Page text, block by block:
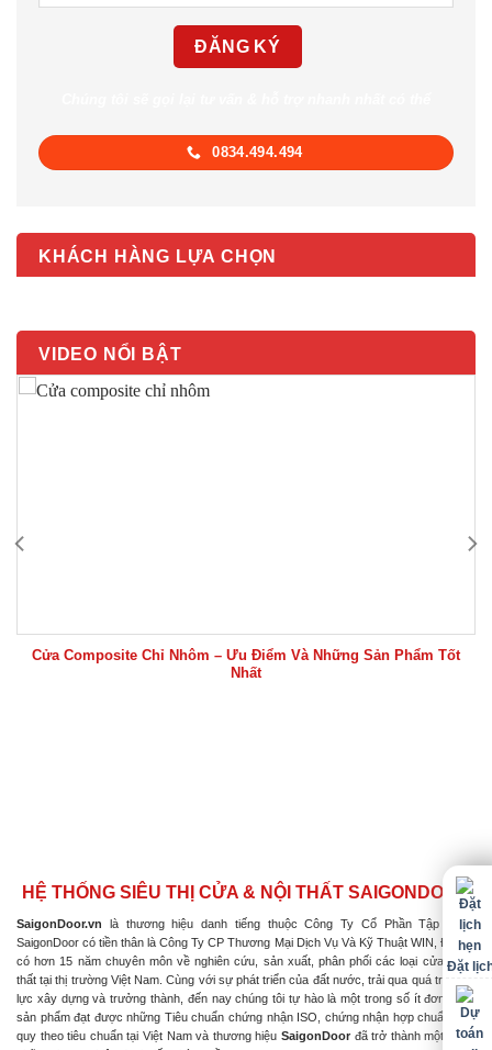
0834.494.494
KHÁCH HÀNG LỰA CHỌN
VIDEO NỔI BẬT
Cửa Composite Chỉ Nhôm – Ưu Điểm Và Những Sản Phẩm Tốt
Nhất
HỆ THỐNG SIÊU THỊ CỬA & NỘI THẤT SAIGONDOOR
SaigonDoor.vn là thương hiệu danh tiếng thuộc Công Ty Cổ Phần Tập Đoàn
SaigonDoor có tiền thân là Công Ty CP Thương Mại Dịch Vụ Và Kỹ Thuật WIN, Đơn vị
có hơn 15 năm chuyên môn về nghiên cứu, sản xuất, phân phối các loại cửa & nội
thất tại thị trường Việt Nam. Cùng với sự phát triển của đất nước, trải qua quá trình nỗ
lực xây dựng và trưởng thành, đến nay chúng tôi tự hào là một trong số ít đơn vị có
sản phẩm đạt được những Tiêu chuẩn chứng nhận ISO, chứng nhận hợp chuẩn hợp
quy theo tiêu chuẩn tại Việt Nam và thương hiệu SaigonDoor đã trở thành một trong
Đặt